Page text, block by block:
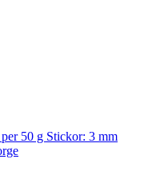
50 g Stickor: 3 mm